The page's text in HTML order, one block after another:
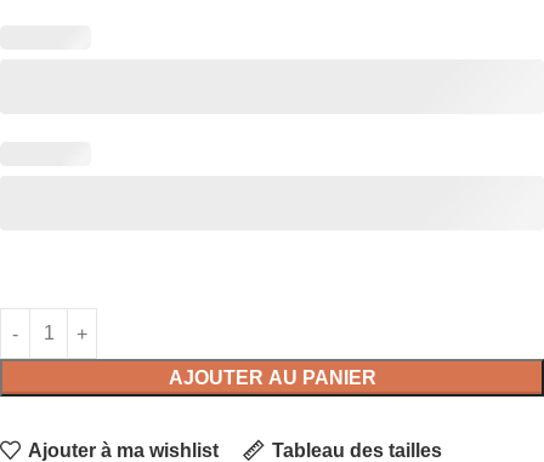
AJOUTER AU PANIER
Ajouter à ma wishlist Tableau des tailles